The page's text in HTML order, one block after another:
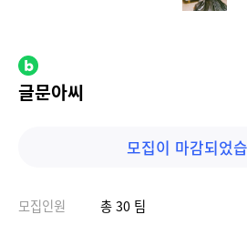
글문아씨
모집이 마감되었
모집인원 총 30 팀